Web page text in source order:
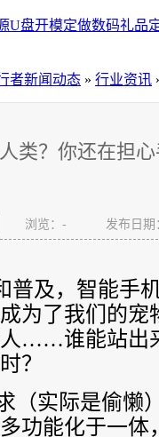
U盘开模定做数码礼品
者新闻动态 » 行业资讯
类？你还在担
浏览： - 发布日期
普及，智能手
为了我们的
……谁能站出
？
（实际是偷懒
功能化于一